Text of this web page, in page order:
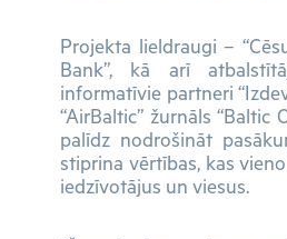
Projekta lieldraugi –
Bank”, kā arī
informatīvie partneri
“AirBaltic” žurnāls “Baltic
palīdz nodrošināt
stiprina vērtības, kas
iedzīvotājus un viesus.